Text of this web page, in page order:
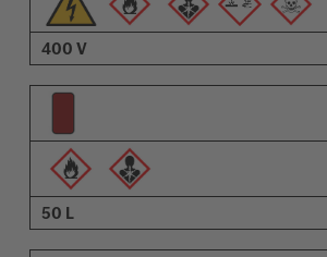
400 V
50 L